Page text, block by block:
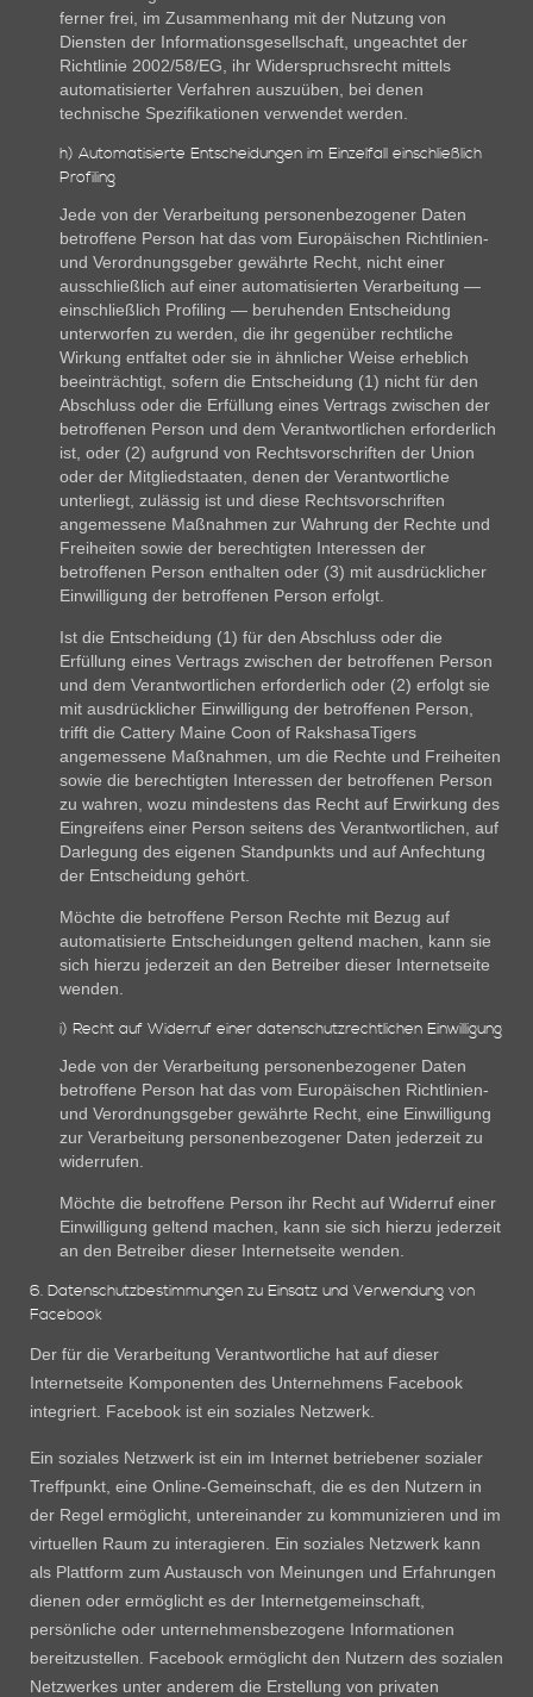
ferner frei, im Zusammenhang mit der Nutzung von
Diensten der Informationsgesellschaft, ungeachtet der
Richtlinie 2002/58/EG, ihr Widerspruchsrecht mittels
automatisierter Verfahren auszuüben, bei denen
technische Spezifikationen verwendet werden.
h) Automatisierte Entscheidungen im Einzelfall einschließlich
Profiling
Jede von der Verarbeitung personenbezogener Daten
betroffene Person hat das vom Europäischen Richtlinien-
und Verordnungsgeber gewährte Recht, nicht einer
ausschließlich auf einer automatisierten Verarbeitung —
einschließlich Profiling — beruhenden Entscheidung
unterworfen zu werden, die ihr gegenüber rechtliche
Wirkung entfaltet oder sie in ähnlicher Weise erheblich
beeinträchtigt, sofern die Entscheidung (1) nicht für den
Abschluss oder die Erfüllung eines Vertrags zwischen der
betroffenen Person und dem Verantwortlichen erforderlich
ist, oder (2) aufgrund von Rechtsvorschriften der Union
oder der Mitgliedstaaten, denen der Verantwortliche
unterliegt, zulässig ist und diese Rechtsvorschriften
angemessene Maßnahmen zur Wahrung der Rechte und
Freiheiten sowie der berechtigten Interessen der
betroffenen Person enthalten oder (3) mit ausdrücklicher
Einwilligung der betroffenen Person erfolgt.
Ist die Entscheidung (1) für den Abschluss oder die
Erfüllung eines Vertrags zwischen der betroffenen Person
und dem Verantwortlichen erforderlich oder (2) erfolgt sie
mit ausdrücklicher Einwilligung der betroffenen Person,
trifft die Cattery Maine Coon of RakshasaTigers
angemessene Maßnahmen, um die Rechte und Freiheiten
sowie die berechtigten Interessen der betroffenen Person
zu wahren, wozu mindestens das Recht auf Erwirkung des
Eingreifens einer Person seitens des Verantwortlichen, auf
Darlegung des eigenen Standpunkts und auf Anfechtung
der Entscheidung gehört.
Möchte die betroffene Person Rechte mit Bezug auf
automatisierte Entscheidungen geltend machen, kann sie
sich hierzu jederzeit an den Betreiber dieser Internetseite
wenden.
i) Recht auf Widerruf einer datenschutzrechtlichen Einwilligung
Jede von der Verarbeitung personenbezogener Daten
betroffene Person hat das vom Europäischen Richtlinien-
und Verordnungsgeber gewährte Recht, eine Einwilligung
zur Verarbeitung personenbezogener Daten jederzeit zu
widerrufen.
Möchte die betroffene Person ihr Recht auf Widerruf einer
Einwilligung geltend machen, kann sie sich hierzu jederzeit
an den Betreiber dieser Internetseite wenden.
6. Datenschutzbestimmungen zu Einsatz und Verwendung von
Facebook
Der für die Verarbeitung Verantwortliche hat auf dieser
Internetseite Komponenten des Unternehmens Facebook
integriert. Facebook ist ein soziales Netzwerk.
Ein soziales Netzwerk ist ein im Internet betriebener sozialer
Treffpunkt, eine Online-Gemeinschaft, die es den Nutzern in
der Regel ermöglicht, untereinander zu kommunizieren und im
virtuellen Raum zu interagieren. Ein soziales Netzwerk kann
als Plattform zum Austausch von Meinungen und Erfahrungen
dienen oder ermöglicht es der Internetgemeinschaft,
persönliche oder unternehmensbezogene Informationen
bereitzustellen. Facebook ermöglicht den Nutzern des sozialen
Netzwerkes unter anderem die Erstellung von privaten